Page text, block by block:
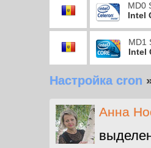
MD0
Intel
MD1
Intel
Настройка cron
Анна